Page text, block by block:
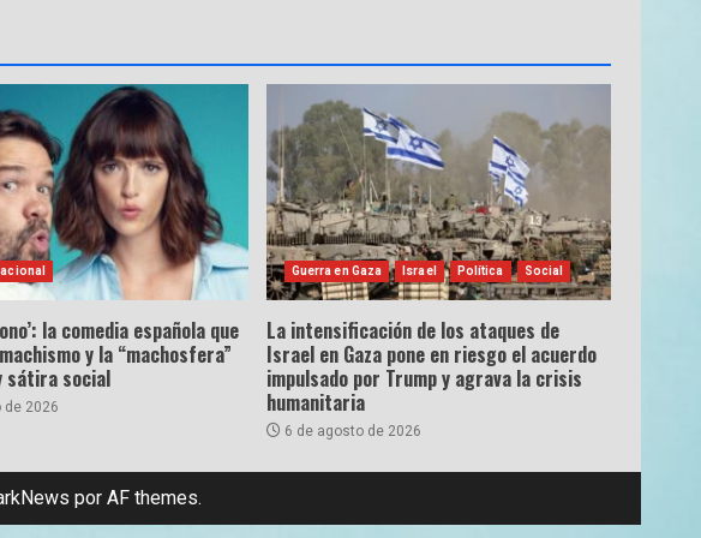
la comedia española que
y la “machosfera”
sátira social
de 2026
Guerra en Gaza Israel Política Social
La intensificación de los ataques de
Israel en Gaza pone en riesgo el acuerdo
impulsado por Trump y agrava la crisis
humanitaria
6 de agosto de 2026
por AF themes.